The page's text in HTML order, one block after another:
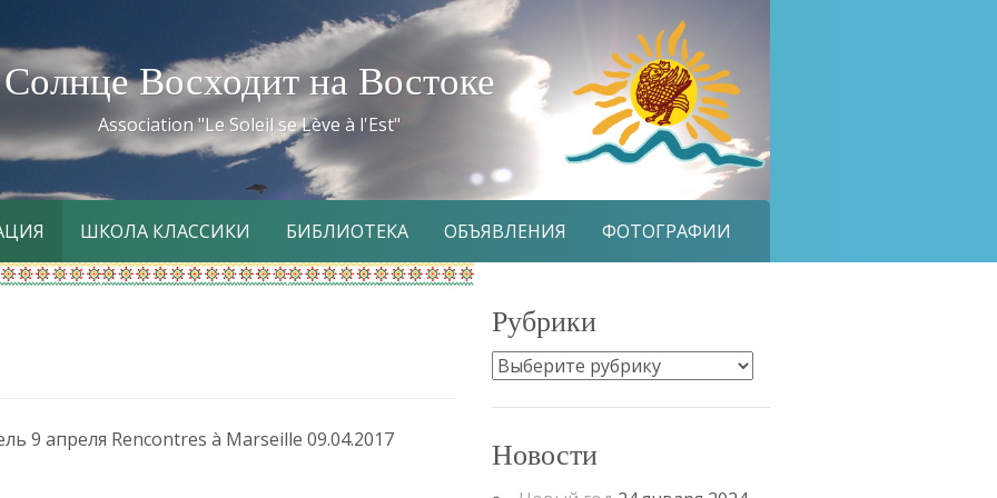
Солнце Восходит на Востоке
Association "Le Soleil se Lève à l'Est"
ШКОЛА КЛАССИКИ БИБЛИОТЕКА ОБЪЯВЛЕНИЯ ФОТОГРАФИИ
9 апреля Rencontres à Marseille 09.04.2017
Рубрики
Рубрики
Новости